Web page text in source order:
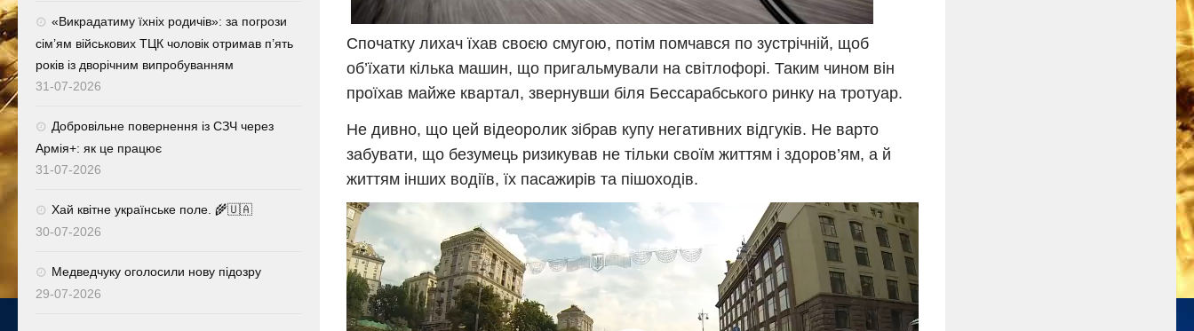
Спочатку лихач їхав своєю смугою, потім помчався по зустрічній, щоб
об’їхати кілька машин, що пригальмували на світлофорі. Таким чином він
проїхав майже квартал, звернувши біля Бессарабського ринку на тротуар.
Не дивно, що цей відеоролик зібрав купу негативних відгуків. Не варто
забувати, що безумець ризикував не тільки своїм життям і здоров’ям, а й
життям інших водіїв, їх пасажирів та пішоходів.
Відеопрогравач
«Викрадатиму їхніх родичів»: за погрози
сім’ям військових ТЦК чоловік отримав п’ять
років із дворічним випробуванням
31-07-2026
Добровільне повернення із СЗЧ через
Армія+: як це працює
31-07-2026
Хай квітне українське поле. 🌾🇺🇦
30-07-2026
Медведчуку оголосили нову підозру
29-07-2026